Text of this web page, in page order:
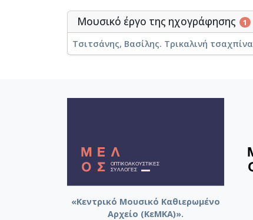
Μουσικό έργο της ηχογράφησης 1
Τσιτσάνης, Βασίλης. Τρικαλινή τσαχπίνα
«Κεντρικό Μουσικό Καθιερωμένο
Αρχείο (ΚεΜΚΑ)».